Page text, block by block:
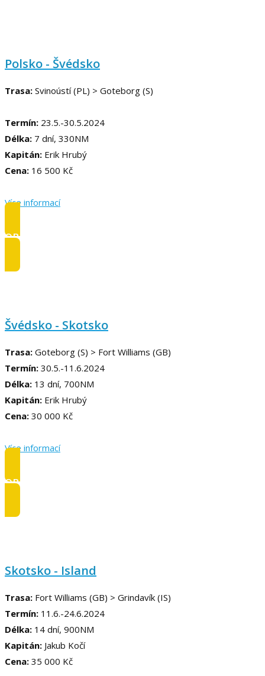
Polsko - Švédsko
Trasa: Svinoústí (PL) > Goteborg (S)
Termín: 23.5.-30.5.2024
Délka: 7 dní, 330NM
Kapitán: Erik Hrubý
Cena: 16 500 Kč
Více informací
OBSAZENO
Švédsko - Skotsko
Trasa: Goteborg (S) > Fort Williams (GB)
Termín: 30.5.-11.6.2024
Délka: 13 dní, 700NM
Kapitán: Erik Hrubý
Cena: 30 000 Kč
Více informací
OBSAZENO
Skotsko - Island
Trasa: Fort Williams (GB) > Grindavík (IS)
Termín: 11.6.-24.6.2024
Délka: 14 dní, 900NM
Kapitán: Jakub Kočí
Cena: 35 000 Kč